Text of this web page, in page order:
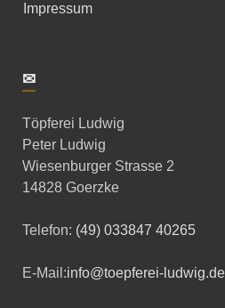
Impressum
✉
Töpferei Ludwig
Peter Ludwig
Wiesenburger Strasse 2
14828 Goerzke
Telefon: (49) 033847 40265
E-Mail:info@toepferei-ludwig.de